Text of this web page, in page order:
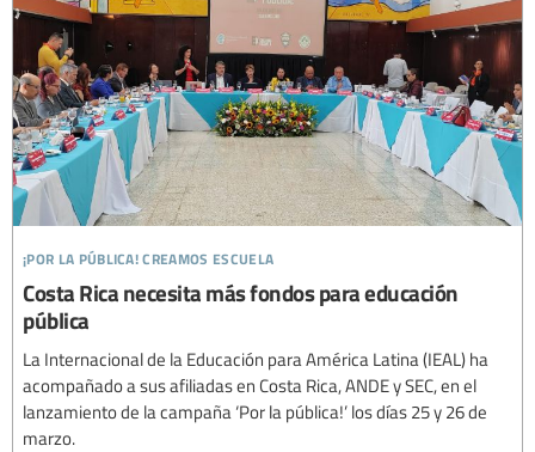
¡por la pública! creamos escuela
Costa Rica necesita más fondos para educación
pública
La Internacional de la Educación para América Latina (IEAL) ha
acompañado a sus afiliadas en Costa Rica, ANDE y SEC, en el
lanzamiento de la campaña ‘Por la pública!’ los días 25 y 26 de
marzo.